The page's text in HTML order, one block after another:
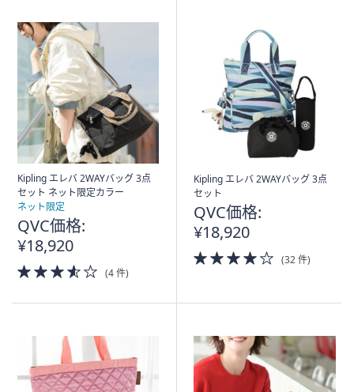
Kipling エレバ 2WAYバッグ 3点
セット ネット限定カラー
ネット限定
QVC価格:
¥18,920
3.5
of
(4 件)
Kipling エレバ 2WAYバッグ 3点
セット
QVC価格:
¥18,920
4.0
of
(32 件)